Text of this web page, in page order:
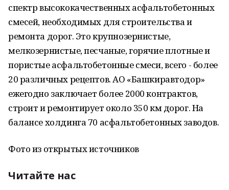
спектр высококачественных асфальтобетонных
смесей, необходимых для строительства и
ремонта дорог. Это крупнозернистые,
мелкозернистые, песчаные, горячие плотные и
пористые асфальтобетонные смеси, всего - более
20 различных рецептов. АО «Башкиравтодор»
ежегодно заключает более 2000 контрактов,
строит и ремонтирует около 350 км дорог. На
балансе холдинга 70 асфальтобетонных заводов.
Фото из открытых источников
Читайте нас